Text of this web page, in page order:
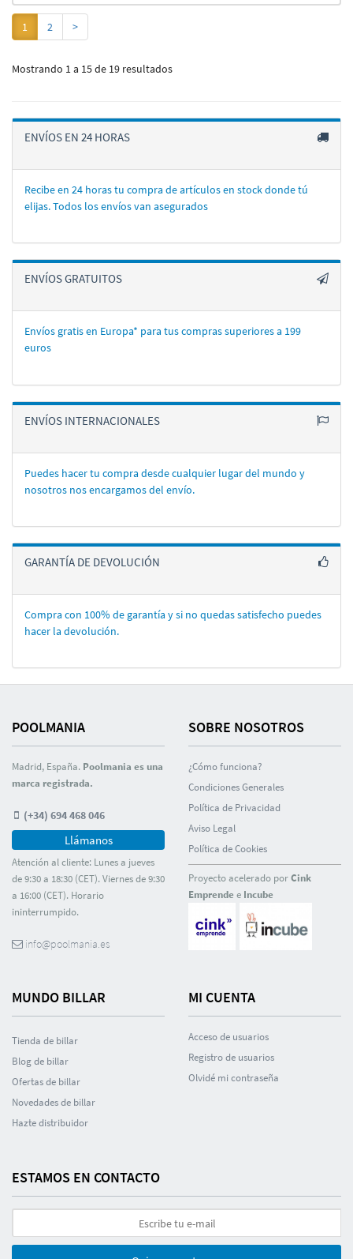
1 2 >
Mostrando 1 a 15 de 19 resultados
ENVÍOS EN 24 HORAS
Recibe en 24 horas tu compra de artí­culos en stock donde tú
elijas. Todos los enví­os van asegurados
ENVÍOS GRATUITOS
Envíos gratis en Europa* para tus compras superiores a 199
euros
ENVÍOS INTERNACIONALES
Puedes hacer tu compra desde cualquier lugar del mundo y
nosotros nos encargamos del enví­o.
GARANTÍA DE DEVOLUCIÓN
Compra con 100% de garantí­a y si no quedas satisfecho puedes
hacer la devolución.
POOLMANIA
Madrid, España. Poolmania es una
marca registrada.
(+34) 694 468 046
Llámanos
Atención al cliente: Lunes a jueves
de 9:30 a 18:30 (CET). Viernes de 9:30
a 16:00 (CET). Horario
ininterrumpido.
info@poolmania.es
SOBRE NOSOTROS
¿Cómo funciona?
Condiciones Generales
Polí­tica de Privacidad
Aviso Legal
Polí­tica de Cookies
Proyecto acelerado porCink
Emprendee Incube
MUNDO BILLAR
Tienda de billar
Blog de billar
Ofertas de billar
Novedades de billar
Hazte distribuidor
MI CUENTA
Acceso de usuarios
Registro de usuarios
Olvidé mi contraseña
ESTAMOS EN CONTACTO